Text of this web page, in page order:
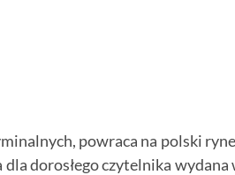
powraca na polski
dorosłego czytelnika wydana